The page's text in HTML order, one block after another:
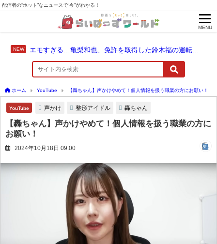
配信者の“ホット”なニュースで“今”がわかる！
MENU
エモすぎる…亀梨和也、免許を取得した鈴木福の運転でドライブ！
ホーム YouTube 【轟ちゃん】声かけやめて！個人情報を扱う職業の方にお願い！
YouTube 声かけ 整形アイドル 轟ちゃん
【轟ちゃん】声かけやめて！個人情報を扱う職業の方に
お願い！
2024年10月18日 09:00